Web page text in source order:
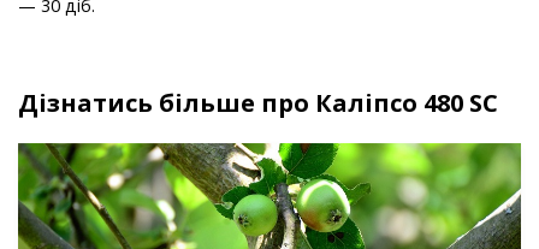
— 30 діб.
Дізнатись більше про Каліпсо 480 SC